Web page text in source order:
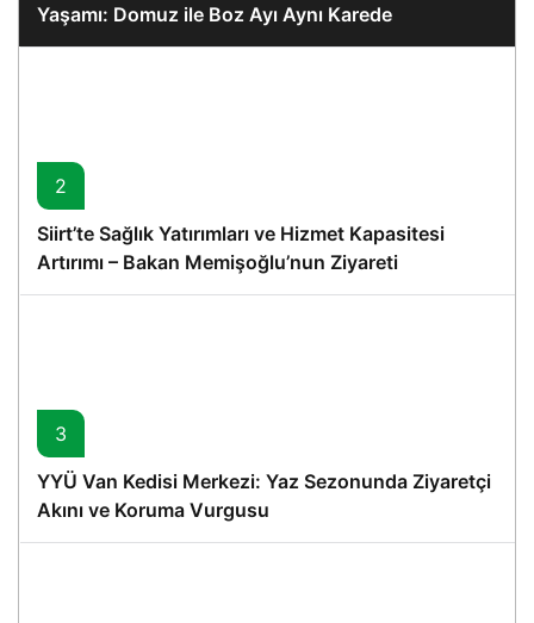
Yaşamı: Domuz ile Boz Ayı Aynı Karede
2
Siirt’te Sağlık Yatırımları ve Hizmet Kapasitesi
Artırımı – Bakan Memişoğlu’nun Ziyareti
3
YYÜ Van Kedisi Merkezi: Yaz Sezonunda Ziyaretçi
Akını ve Koruma Vurgusu